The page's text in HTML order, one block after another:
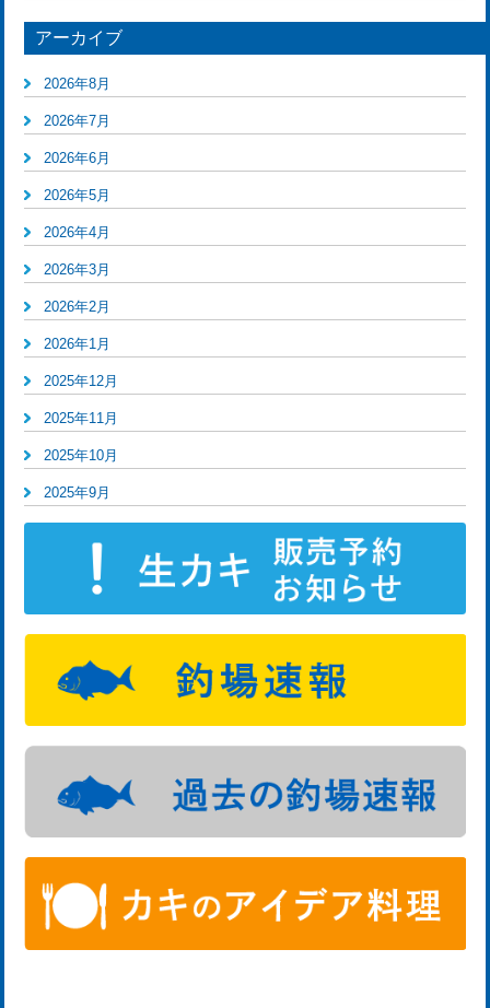
アーカイブ
2026年8月
2026年7月
2026年6月
2026年5月
2026年4月
2026年3月
2026年2月
2026年1月
2025年12月
2025年11月
2025年10月
2025年9月